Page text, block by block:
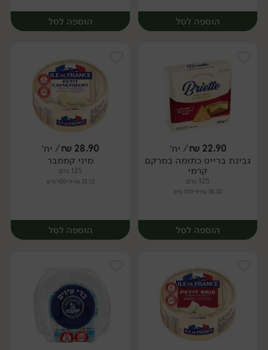
הוספה לסל
יח׳
הוספה לסל
יח׳
22.90
₪/ יח׳
גבינת ברייט כתומה במרקם
קרמי
125 גרם
18.32 ₪ ל-100 גרם
הוספה לסל
28.90
₪/ יח׳
מיני קממבר
125 גרם
23.12 ₪ ל-100 גרם
הוספה לסל